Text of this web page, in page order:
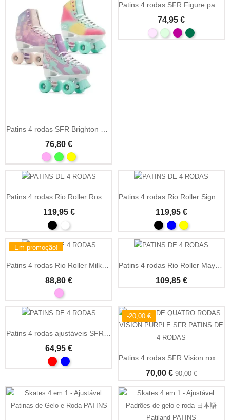
76,80 €
Patins 4 rodas SFR Figure patinagem artística quad
74,95 €
Patins 4 rodas Rio Roller Rose quad rosa clássicos
119,95 €
Patins 4 rodas Rio Roller Signature quad clássicos
119,95 €
Em promoção!
88,80 € 109,85 €
Patins 4 rodas ajustáveis SFR Nebula iniciação
64,95 €
-20,00 €
70,00 €90,00 €